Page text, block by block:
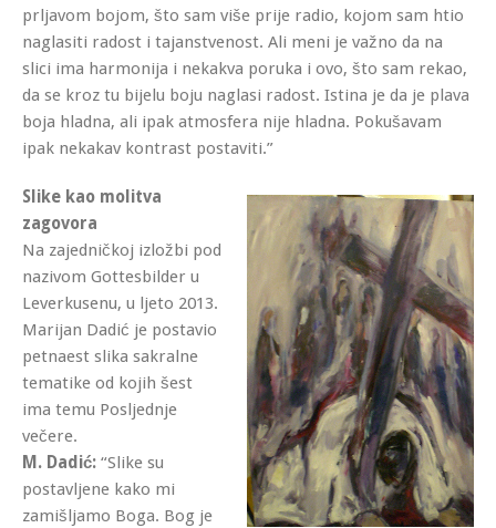
prljavom bojom, što sam više prije radio, kojom sam htio
naglasiti radost i tajanstvenost. Ali meni je važno da na
slici ima harmonija i nekakva poruka i ovo, što sam rekao,
da se kroz tu bijelu boju naglasi radost. Istina je da je plava
boja hladna, ali ipak atmosfera nije hladna. Pokušavam
ipak nekakav kontrast postaviti.”
Slike kao molitva
zagovora
Na zajedničkoj izložbi pod
nazivom Gottesbilder u
Leverkusenu, u ljeto 2013.
Marijan Dadić je postavio
petnaest slika sakralne
tematike od kojih šest
ima temu Posljednje
večere.
M. Dadić: “Slike su
postavljene kako mi
zamišljamo Boga. Bog je